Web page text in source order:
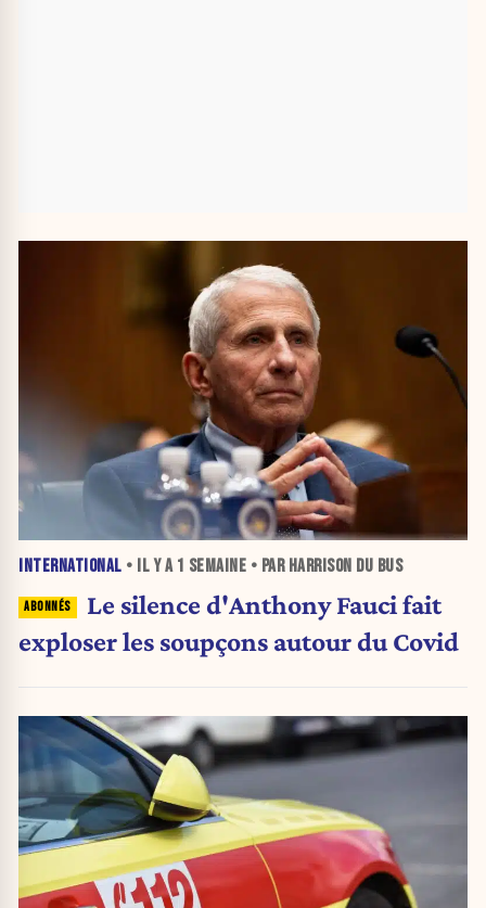
INTERNATIONAL • IL Y A 1 SEMAINE • PAR HARRISON DU BUS
Le silence d'Anthony Fauci fait
exploser les soupçons autour du Covid